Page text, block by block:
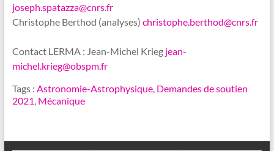
joseph.spatazza@cnrs.fr
Christophe Berthod (analyses) christophe.berthod@cnrs.fr
Contact LERMA : Jean-Michel Krieg jean-
michel.krieg@obspm.fr
Tags : Astronomie-Astrophysique, Demandes de soutien
2021, Mécanique